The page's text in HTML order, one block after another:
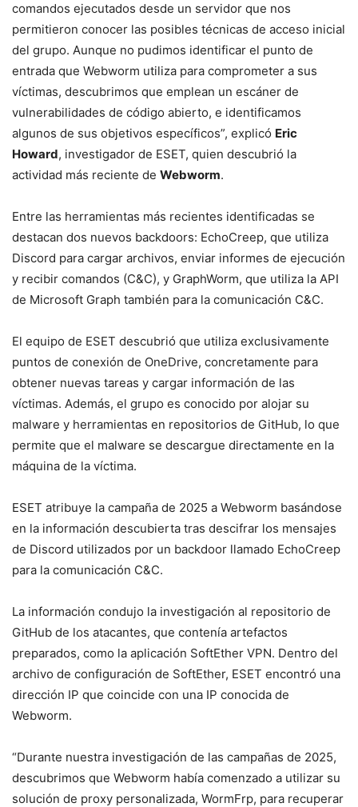
comandos ejecutados desde un servidor que nos
permitieron conocer las posibles técnicas de acceso inicial
del grupo. Aunque no pudimos identificar el punto de
entrada que Webworm utiliza para comprometer a sus
víctimas, descubrimos que emplean un escáner de
vulnerabilidades de código abierto, e identificamos
algunos de sus objetivos específicos”, explicó Eric
Howard, investigador de ESET, quien descubrió la
actividad más reciente de Webworm.
Entre las herramientas más recientes identificadas se
destacan dos nuevos backdoors: EchoCreep, que utiliza
Discord para cargar archivos, enviar informes de ejecución
y recibir comandos (C&C), y GraphWorm, que utiliza la API
de Microsoft Graph también para la comunicación C&C.
El equipo de ESET descubrió que utiliza exclusivamente
puntos de conexión de OneDrive, concretamente para
obtener nuevas tareas y cargar información de las
víctimas. Además, el grupo es conocido por alojar su
malware y herramientas en repositorios de GitHub, lo que
permite que el malware se descargue directamente en la
máquina de la víctima.
ESET atribuye la campaña de 2025 a Webworm basándose
en la información descubierta tras descifrar los mensajes
de Discord utilizados por un backdoor llamado EchoCreep
para la comunicación C&C.
La información condujo la investigación al repositorio de
GitHub de los atacantes, que contenía artefactos
preparados, como la aplicación SoftEther VPN. Dentro del
archivo de configuración de SoftEther, ESET encontró una
dirección IP que coincide con una IP conocida de
Webworm.
“Durante nuestra investigación de las campañas de 2025,
descubrimos que Webworm había comenzado a utilizar su
solución de proxy personalizada, WormFrp, para recuperar